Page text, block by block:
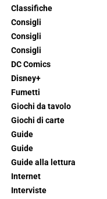
Classifiche
Consigli
Consigli
Consigli
DC Comics
Disney+
Fumetti
Giochi da tavolo
Giochi di carte
Guide
Guide
Guide alla lettura
Internet
Interviste